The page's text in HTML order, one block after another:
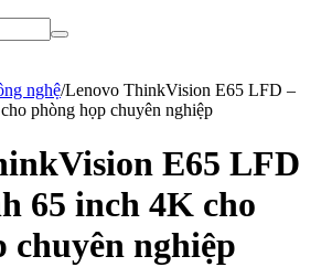
nghệ/Lenovo ThinkVision E65 LFD –
phòng họp chuyên nghiệp
E65 LFD
65 inch 4K cho
chuyên nghiệp